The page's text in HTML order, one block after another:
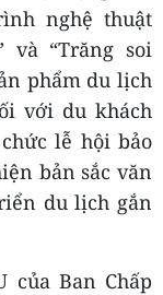
nghệ thuật
và “Trăng soi
phẩm du lịch
với du khách
lễ hội bảo
bản sắc văn
du lịch gắn
của Ban Chấp